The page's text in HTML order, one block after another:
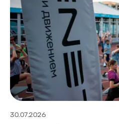
30.07.2026